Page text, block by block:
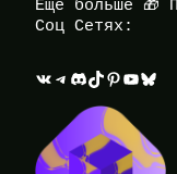
Ещё больше 🎁
Соц Сетях:
ВКонтакте Telegram Discord TikTok Pinterest YouTube Bluesky